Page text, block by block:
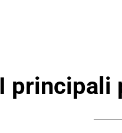
I principali